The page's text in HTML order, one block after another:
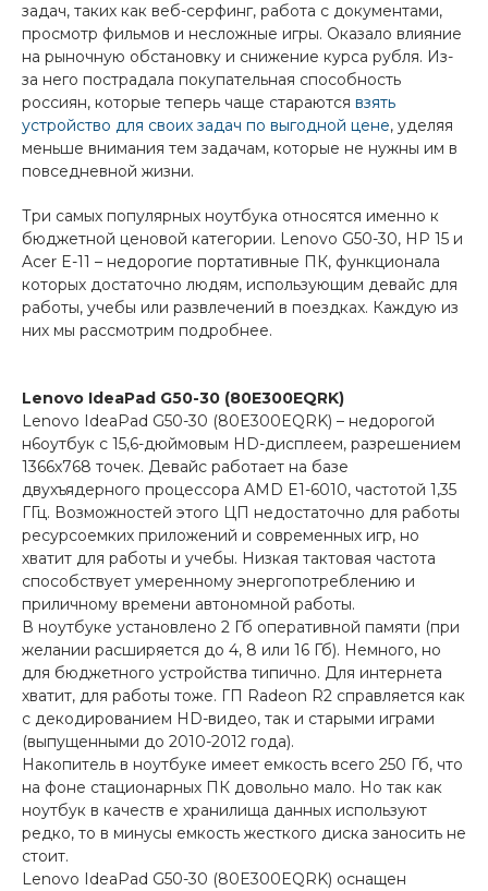
задач, таких как веб-серфинг, работа с документами,
просмотр фильмов и несложные игры. Оказало влияние
на рыночную обстановку и снижение курса рубля. Из-
за него пострадала покупательная способность
россиян, которые теперь чаще стараются взять
устройство для своих задач по выгодной цене, уделяя
меньше внимания тем задачам, которые не нужны им в
повседневной жизни.
Три самых популярных ноутбука относятся именно к
бюджетной ценовой категории. Lenovo G50-30, HP 15 и
Acer E-11 – недорогие портативные ПК, функционала
которых достаточно людям, использующим девайс для
работы, учебы или развлечений в поездках. Каждую из
них мы рассмотрим подробнее.
Lenovo IdeaPad G50-30 (80E300EQRK)
Lenovo IdeaPad G50-30 (80E300EQRK) – недорогой
н6оутбук с 15,6-дюймовым HD-дисплеем, разрешением
1366х768 точек. Девайс работает на базе
двухъядерного процессора AMD E1-6010, частотой 1,35
ГГц. Возможностей этого ЦП недостаточно для работы
ресурсоемких приложений и современных игр, но
хватит для работы и учебы. Низкая тактовая частота
способствует умеренному энергопотреблению и
приличному времени автономной работы.
В ноутбуке установлено 2 Гб оперативной памяти (при
желании расширяется до 4, 8 или 16 Гб). Немного, но
для бюджетного устройства типично. Для интернета
хватит, для работы тоже. ГП Radeon R2 справляется как
с декодированием HD-видео, так и старыми играми
(выпущенными до 2010-2012 года).
Накопитель в ноутбуке имеет емкость всего 250 Гб, что
на фоне стационарных ПК довольно мало. Но так как
ноутбук в качеств е хранилища данных используют
редко, то в минусы емкость жесткого диска заносить не
стоит.
Lenovo IdeaPad G50-30 (80E300EQRK) оснащен